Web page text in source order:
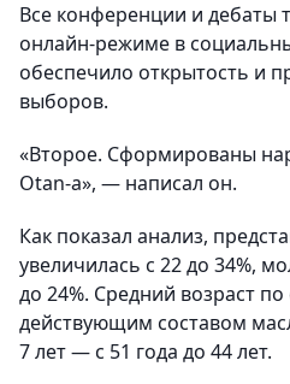
Все конференции и дебаты
онлайн-режиме в
обеспечило открытость и
выборов.
«Второе. Сформированы
Otan-а», — написал он.
Как показал анализ,
увеличилась с 22 до 34%,
до 24%. Средний возраст
действующим составом
7 лет — с 51 года до 44 лет.